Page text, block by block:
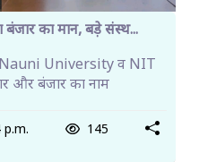
बंजार का मान, बड़े संस्थ...
Nauni University व NIT
और बंजार का नाम
145